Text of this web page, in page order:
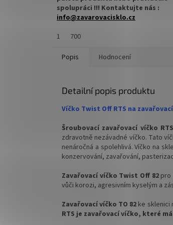
spolupráci !!! Kontaktujte nás :
info@zavarovacisklo.cz
✅
Víčko na sklenici s uzávěrem typu
✅ Různé varianty víček TO 82
objednejte
ZDE
✅ Pro výhodnější cenu kupte celý
✅ Víčka skladem a ihned k odeslání!
Kupte karton víček a máte na něj
dopravu ZDARMA!
1 700
Popis Hodnocení
Detailní popis produktu
Víčko Twist Off RTS na
Šroubovací zavařovací víčko
zdravotně nezávadné víčko. Tato
nenáročná a spolehlivá. Víčko na
konzervování, zavařování,
Zavařovací víčko Twist Off 82pro
vůči korozi, agresivním kyselým a
Zavařovací víčko TO 82 ke sklenici
RTS je zavařovací víčko, které